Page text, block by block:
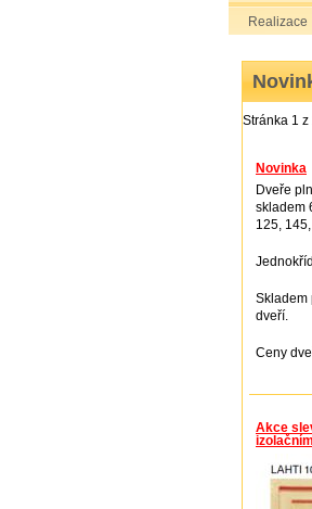
Realizace
Stránka 1 z
Novinka
Dveře
skladem
125,
Skladem
dveří.
Ceny
Akce